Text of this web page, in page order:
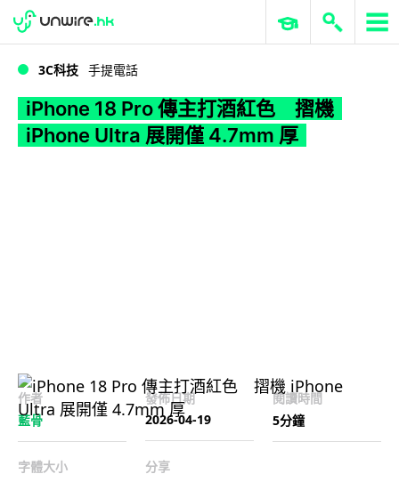
WWDC 2026 ERP 與商業 AI
3C科技 手提電話
iPhone 18 Pro 傳主打酒紅色 摺機
iPhone Ultra 展開僅 4.7mm 厚
作者
藍骨
發佈日期
2026-04-19
閱讀時間
5分鐘
字體大小
分享